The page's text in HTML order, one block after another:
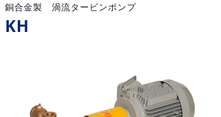
銅合金製 渦流タービンポンプ
KH